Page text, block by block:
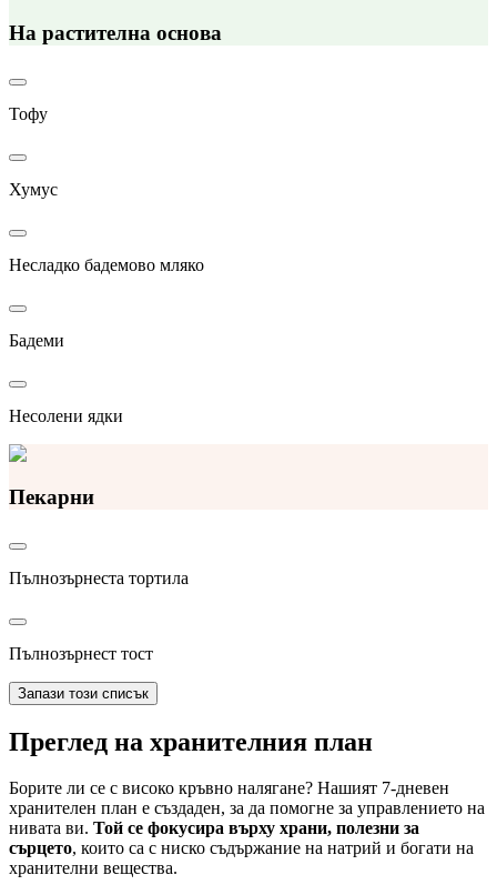
На растителна основа
Тофу
Хумус
Несладко бадемово мляко
Бадеми
Несолени ядки
Пекарни
Пълнозърнеста тортила
Пълнозърнест тост
Запази този списък
Преглед на хранителния план
Борите ли се с високо кръвно налягане? Нашият 7-дневен
хранителен план е създаден, за да помогне за управлението на
нивата ви. Той се фокусира върху храни, полезни за
сърцето, които са с ниско съдържание на натрий и богати на
хранителни вещества.